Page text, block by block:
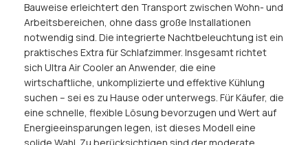
Bauweise erleichtert den Transport zwischen Wohn- und
Arbeitsbereichen, ohne dass große Installationen
notwendig sind. Die integrierte Nachtbeleuchtung ist ein
praktisches Extra für Schlafzimmer. Insgesamt richtet
sich Ultra Air Cooler an Anwender, die eine
wirtschaftliche, unkomplizierte und effektive Kühlung
suchen – sei es zu Hause oder unterwegs. Für Käufer, die
eine schnelle, flexible Lösung bevorzugen und Wert auf
Energieeinsparungen legen, ist dieses Modell eine